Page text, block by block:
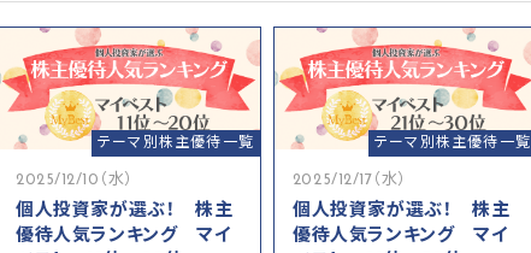
テーマ別株主優待一覧
2025/12/10（水）
個人投資家が選ぶ！ 株主
優待人気ランキング マイ
テーマ別株主優待一覧
2025/12/17（水）
個人投資家が選ぶ！ 株主
優待人気ランキング マイ